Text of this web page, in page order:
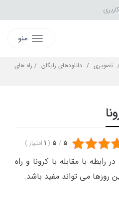
منو
تصویری / دانلودهای رایگان / راه های
5
/
5
(
1 امتیاز)
با مقابله با کرونا و راه
روزها می تواند مفید باشد.